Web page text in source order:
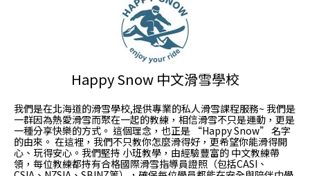
Happy Snow 中文滑雪學校
我們是在北海道的滑雪學校,提供專業的私人滑雪課程服務~ 我們是
一群因為熱愛滑雪而聚在一起的教練，相信滑雪不只是運動，更是
一種分享快樂的方式。 這個理念，也正是 “Happy Snow” 名字
的由來。 在這裡，我們不只教你怎麼滑得好，更希望你能滑得開
心、玩得安心。我們堅持 小班教學，由經驗豐富的 中文教練帶
領，每位教練都持有合格國際滑雪指導員證照（包括CASI、